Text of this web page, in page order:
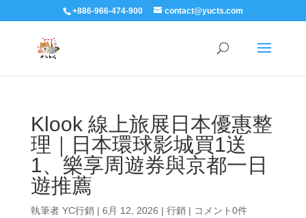
+886-966-474-900 contact@yucts.com
Klook 線上旅展日本優惠整
理｜日本環球影城買1送
1、樂享周遊券與京都一日
遊推薦
執筆者 YC行銷| 6月 12, 2026 | 行銷| コメント0件